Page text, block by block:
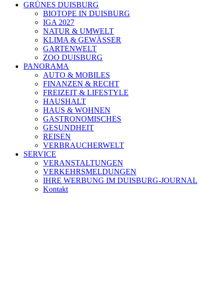
GRÜNES DUISBURG
BIOTOPE IN DUISBURG
IGA 2027
NATUR & UMWELT
KLIMA & GEWÄSSER
GARTENWELT
ZOO DUISBURG
PANORAMA
AUTO & MOBILES
FINANZEN & RECHT
FREIZEIT & LIFESTYLE
HAUSHALT
HAUS & WOHNEN
GASTRONOMISCHES
GESUNDHEIT
REISEN
VERBRAUCHERWELT
SERVICE
VERANSTALTUNGEN
VERKEHRSMELDUNGEN
IHRE WERBUNG IM DUISBURG-JOURNAL
Kontakt